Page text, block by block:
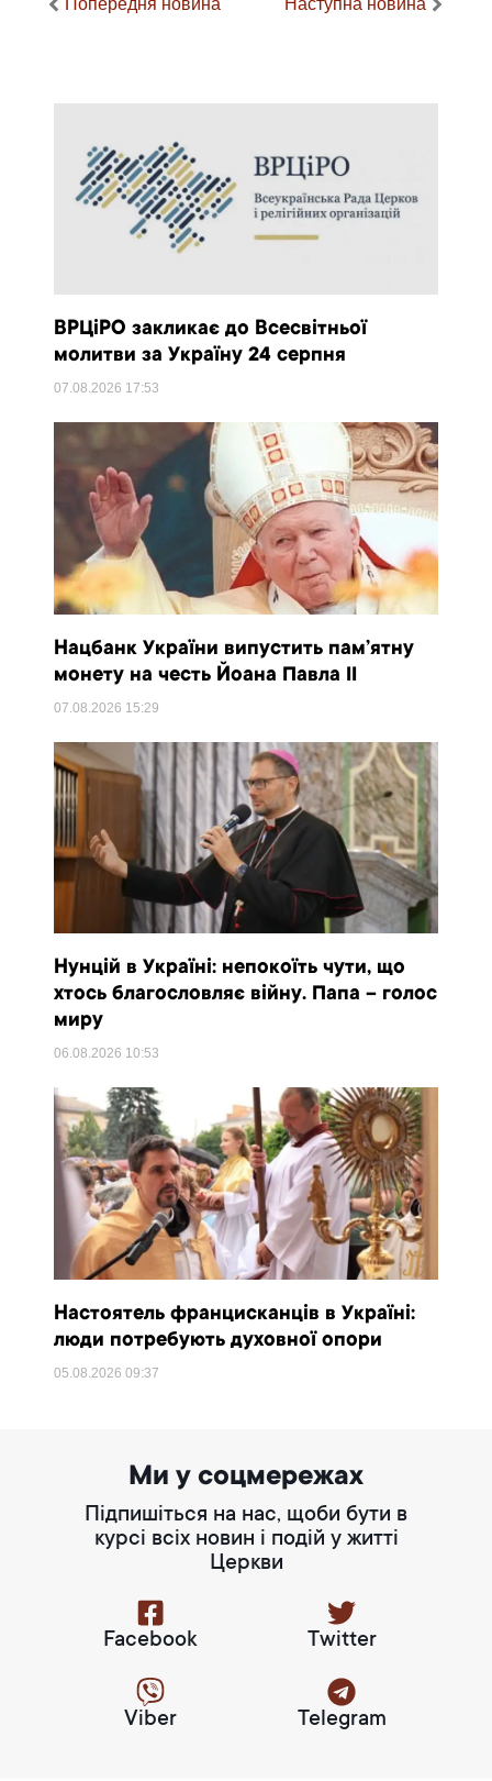
ВРЦіРО закликає до Всесвітньої
молитви за Україну 24 серпня
07.08.2026 17:53
Нацбанк України випустить пам’ятну
монету на честь Йоана Павла II
07.08.2026 15:29
Нунцій в Україні: непокоїть чути, що
хтось благословляє війну. Папа – голос
миру
06.08.2026 10:53
Настоятель францисканців в Україні:
люди потребують духовної опори
05.08.202609:37
Ми у соцмережах
Підпишіться на нас, щоби бути в
курсі всіх новин і подій у житті
Церкви
Facebook Twitter
Viber Telegram